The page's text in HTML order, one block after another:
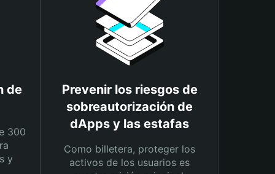
de
300
y
Prevenir los riesgos de
sobreautorización de
dApps y las estafas
Como billetera, proteger los
activos de los usuarios es